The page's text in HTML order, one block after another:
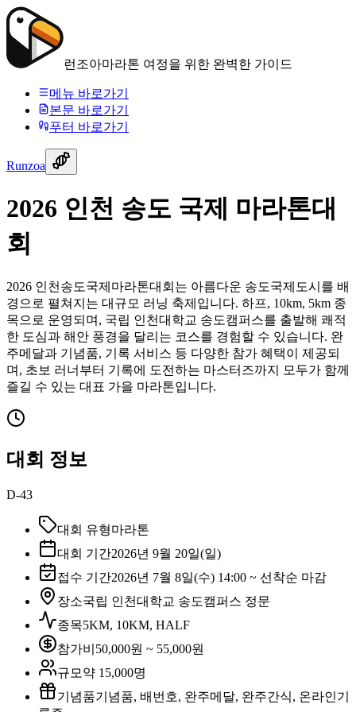
런조아마라톤 여정을 위한 완벽한 가이드
메뉴 바로가기
본문 바로가기
푸터 바로가기
Runzoa
2026 인천 송도 국제 마라톤대
회
2026 인천송도국제마라톤대회는 아름다운 송도국제도시를 배
경으로 펼쳐지는 대규모 러닝 축제입니다. 하프, 10km, 5km 종
목으로 운영되며, 국립 인천대학교 송도캠퍼스를 출발해 쾌적
한 도심과 해안 풍경을 달리는 코스를 경험할 수 있습니다. 완
주메달과 기념품, 기록 서비스 등 다양한 참가 혜택이 제공되
며, 초보 러너부터 기록에 도전하는 마스터즈까지 모두가 함께
즐길 수 있는 대표 가을 마라톤입니다.
대회 정보
D-43
대회 유형마라톤
대회 기간2026년 9월 20일(일)
접수 기간2026년 7월 8일(수) 14:00 ~ 선착순 마감
장소국립 인천대학교 송도캠퍼스 정문
종목5KM, 10KM, HALF
참가비 50,000원 ~ 55,000원
규모 약 15,000명
기념품기념품, 배번호, 완주메달, 완주간식, 온라인기